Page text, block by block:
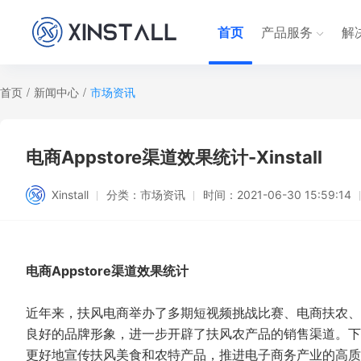
首页 产品服务 解
首页 / 新闻中心 / 市场资讯
电商Appstore渠道效果统计-Xinstall
Xinstall 分类： 市场资讯 时间： 2021-06-30 15:59:14
电商Appstore渠道效果统计
近年来，扶风电商举办了多期短视频挑战比赛、电商扶农
良好的品牌形象，进一步开辟了扶风农产品的销售渠道。
更好地宣传扶风美食和农特产品，推进电子商务产业的高